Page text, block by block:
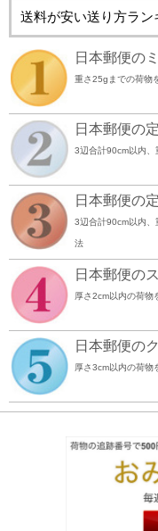
送料が安い送り方ラン
日本郵便の
重さ25gまでの荷物
日本郵便の
3辺合計90cm以内
日本郵便の
3辺合計90cm以内
法
日本郵便の
厚さ2cm以内の荷物
日本郵便の
厚さ3cm以内の荷物